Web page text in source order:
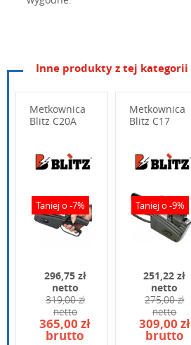
Długość
Rrozmiar czcionki
Ilość znaków w rzędzie
Judo
Wpisz poniżej swoje pytanie
Wpisz kod widoczny na obrazku:
Inne produkty z tej kategorii
Metkownica
Blitz C20A
Taniej o -7%
296,75 zł
netto
319,00 zł
netto
365,00 zł
brutto
Metkownica
Blitz C17
Taniej o -9%
251,22 zł
netto
275,00 zł
netto
309,00 zł
brutto